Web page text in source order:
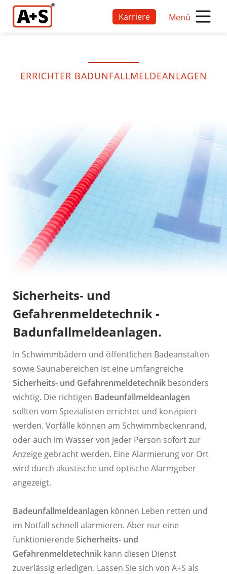
Karriere Menü
ERRICHTER BADUNFALLMELDEANLAGEN
Sicherheits- und
Gefahrenmeldetechnik -
Badunfallmeldeanlagen.
In Schwimmbädern und öffentlichen Badeanstalten
sowie Saunabereichen ist eine umfangreiche
Sicherheits- und Gefahrenmeldetechnik besonders
wichtig. Die richtigen Badeunfallmeldeanlagen
sollten vom Spezialisten errichtet und konzipiert
werden. Vorfälle können am Schwimmbeckenrand,
oder auch im Wasser von jeder Person sofort zur
Anzeige gebracht werden. Eine Alarmierung vor Ort
wird durch akustische und optische Alarmgeber
angezeigt.
Badeunfallmeldeanlagen können Leben retten und
im Notfall schnell alarmieren. Aber nur eine
funktionierende Sicherheits- und
Gefahrenmeldetechnik kann diesen Dienst
zuverlässig erledigen. Lassen Sie sich von A+S als